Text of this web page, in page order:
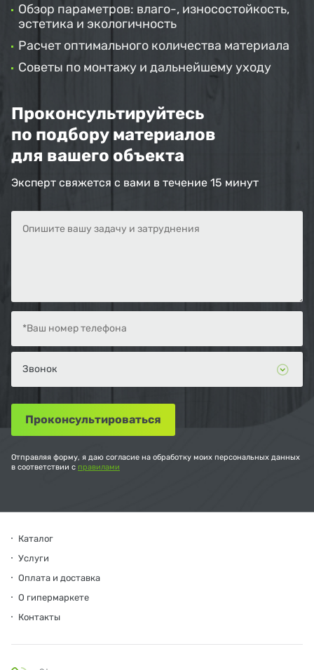
Обзор параметров: влаго-, износостойкость,
эстетика и экологичность
Расчет оптимального количества материала
Советы по монтажу и дальнейшему уходу
Проконсультируйтесь
по подбору материалов
для вашего объекта
Эксперт свяжется с вами в течение 15 минут
Отправляя форму, я даю согласие на обработку моих персональных данных
в соответствии с правилами
Каталог
Услуги
Оплата и доставка
О гипермаркете
Контакты